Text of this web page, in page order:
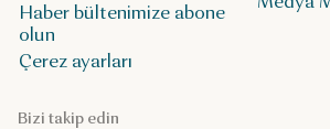
Bizi takip edin
Haber bültenimize abone
olun
Çerez ayarları